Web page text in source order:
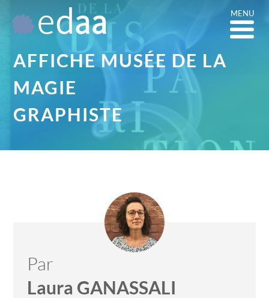
MENU
AFFICHE MUSÉE DE LA
MAGIE
GRAPHISTE
Par
Laura GANASSALI